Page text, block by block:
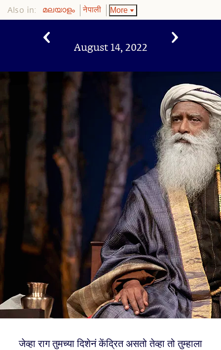
Also in: മലയാളം नेपाली More
August 14, 2022
जेव्हा राग तुमच्या दिशेनं केंद्रित असतो तेव्हा तो तुम्हाला